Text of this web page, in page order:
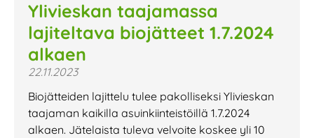
Ylivieskan taajamassa
lajiteltava biojätteet 1.7.2024
alkaen
22.11.2023
Biojätteiden lajittelu tulee pakolliseksi Ylivieskan
taajaman kaikilla asuinkiinteistöillä 1.7.2024
alkaen. Jätelaista tuleva velvoite koskee yli 10